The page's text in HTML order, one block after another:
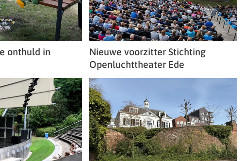
onthuld in
Nieuwe voorzitter Stichting
Openluchttheater Ede